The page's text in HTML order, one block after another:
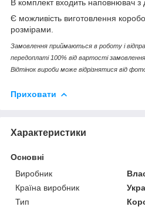
В комплект входить наповнювач з
Є можливість виготовлення
розмірами.
Замовлення приймаються в роботу і
передоплаті 100% від вартості замовлення.
Відтінок вироби може відрізнятися від
Приховати
Характеристики
Основні
Виробник
Країна виробник
Тип